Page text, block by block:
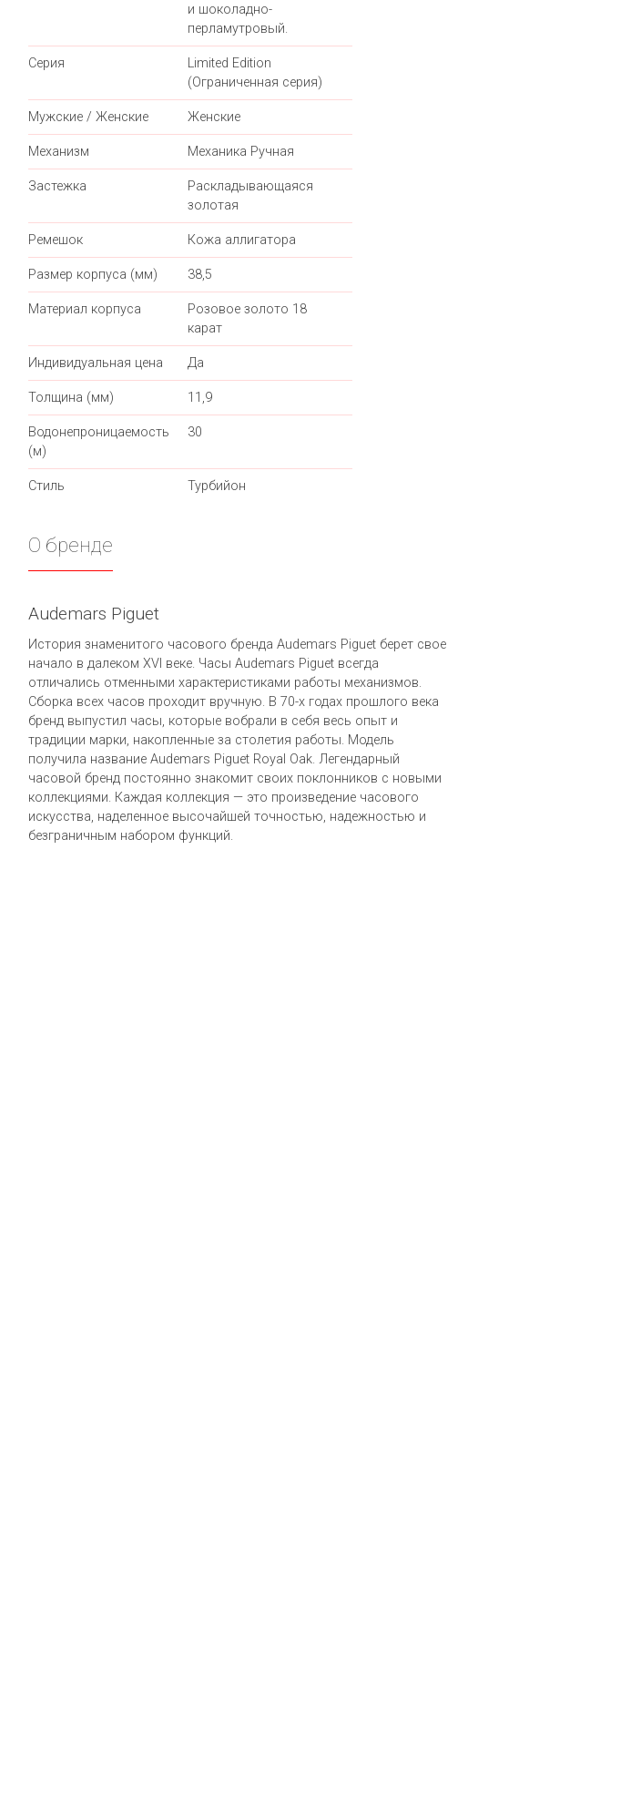
и шоколадно-
перламутровый.
Серия
Limited Edition
(Ограниченная серия)
Мужские / Женские Женские
Механизм Механика Ручная
Застежка
Раскладывающаяся
золотая
Ремешок Кожа аллигатора
Размер корпуса (мм) 38,5
Материал корпуса
Розовое золото 18
карат
Индивидуальная цена Да
Толщина (мм) 11,9
Водонепроницаемость
(м)
30
Стиль Турбийон
О бренде
Audemars Piguet
История знаменитого часового бренда Audemars Piguet берет свое
начало в далеком XVI веке. Часы Audemars Piguet всегда
отличались отменными характеристиками работы механизмов.
Сборка всех часов проходит вручную. В 70-х годах прошлого века
бренд выпустил часы, которые вобрали в себя весь опыт и
традиции марки, накопленные за столетия работы. Модель
получила название Audemars Piguet Royal Oak. Легендарный
часовой бренд постоянно знакомит своих поклонников с новыми
коллекциями. Каждая коллекция — это произведение часового
искусства, наделенное высочайшей точностью, надежностью и
безграничным набором функций.